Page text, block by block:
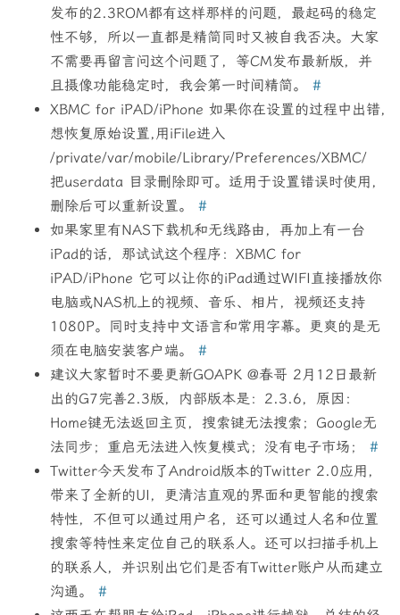
发布的2.3ROM都有这样那样的问题，最起码的稳定
性不够，所以一直都是精简同时又被自我否决。大家
不需要再留言问这个问题了，等CM发布最新版，并
且摄像功能稳定时，我会第一时间精简。#
XBMC for iPAD/iPhone 如果你在设置的过程中出错,
想恢复原始设置,用iFile进入
/private/var/mobile/Library/Preferences/XBMC/
把userdata 目录刪除即可。适用于设置错误时使用，
删除后可以重新设置。#
如果家里有NAS下载机和无线路由，再加上有一台
iPad的话，那试试这个程序：XBMC for
iPAD/iPhone 它可以让你的iPad通过WIFI直接播放你
电脑或NAS机上的视频、音乐、相片，视频还支持
1080P。同时支持中文语言和常用字幕。更爽的是无
须在电脑安装客户端。#
建议大家暂时不要更新GOAPK @春哥 2月12日最新
出的G7完善2.3版，内部版本是：2.3.6，原因：
Home键无法返回主页，搜索键无法搜索；Google无
法同步；重启无法进入恢复模式；没有电子市场；#
Twitter今天发布了Android版本的Twitter 2.0应用，
带来了全新的UI，更清洁直观的界面和更智能的搜索
特性，不但可以通过用户名，还可以通过人名和位置
搜索等特性来定位自己的联系人。还可以扫描手机上
的联系人，并识别出它们是否有Twitter账户从而建立
沟通。#